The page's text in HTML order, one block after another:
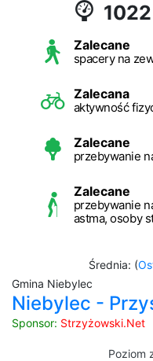
1022
Zalecane
spacery na
Zalecana
aktywność
Zalecane
przebywanie
Zalecane
przebywanie
astma, osoby
Średnia: (
Gmina Niebylec
Niebylec -
Sponsor: Strzyżowski.Net
Poziom